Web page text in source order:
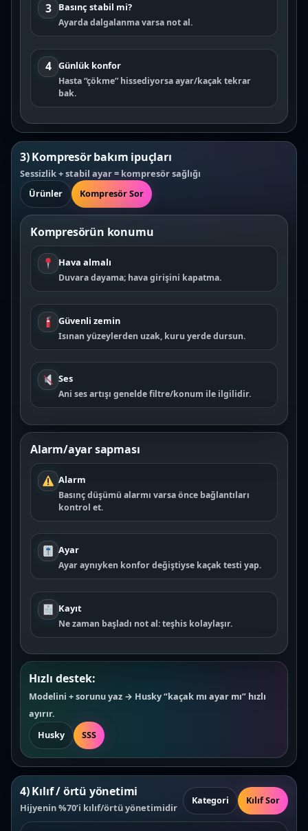
3 Basınç stabil mi?
Ayarda dalgalanma varsa not al.
4 Günlük konfor
Hasta “çökme” hissediyorsa ayar/kaçak tekrar
bak.
3) Kompresör bakım ipuçları
Sessizlik + stabil ayar = kompresör sağlığı
Ürünler Kompresör Sor
Kompresörün konumu
Hava almalı
Duvara dayama; hava girişini kapatma.
Güvenli zemin
Isınan yüzeylerden uzak, kuru yerde dursun.
Ses
Ani ses artışı genelde filtre/konum ile ilgilidir.
Alarm/ayar sapması
Alarm
Basınç düşümü alarmı varsa önce bağlantıları
kontrol et.
Ayar
Ayar aynıyken konfor değiştiyse kaçak testi yap.
Kayıt
Ne zaman başladı not al: teşhis kolaylaşır.
Hızlı destek:
Modelini + sorunu yaz → Husky “kaçak mı ayar mı” hızlı
ayırır.
Husky
SSS
4) Kılıf / örtü yönetimi
Hijyenin %70’i kılıf/örtü yönetimidir
Kategori Kılıf Sor